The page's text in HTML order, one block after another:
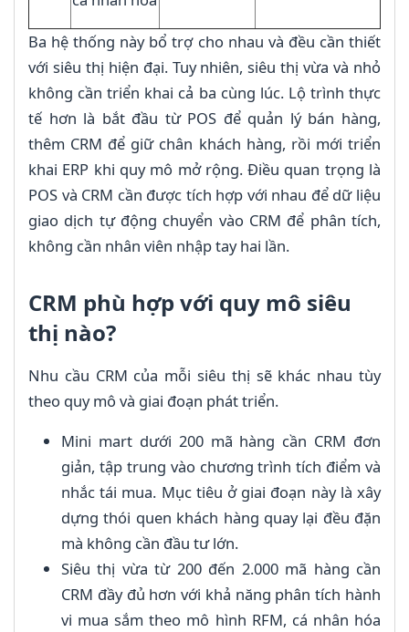
Ba hệ thống này bổ trợ cho nhau và đều cần thiết
với siêu thị hiện đại. Tuy nhiên, siêu thị vừa và nhỏ
không cần triển khai cả ba cùng lúc. Lộ trình thực
tế hơn là bắt đầu từ POS để quản lý bán hàng,
thêm CRM để giữ chân khách hàng, rồi mới triển
khai ERP khi quy mô mở rộng. Điều quan trọng là
POS và CRM cần được tích hợp với nhau để dữ liệu
giao dịch tự động chuyển vào CRM để phân tích,
không cần nhân viên nhập tay hai lần.
CRM phù hợp với quy mô siêu
thị nào?
Nhu cầu CRM của mỗi siêu thị sẽ khác nhau tùy
theo quy mô và giai đoạn phát triển.
Mini mart dưới 200 mã hàng cần CRM đơn
giản, tập trung vào chương trình tích điểm và
nhắc tái mua. Mục tiêu ở giai đoạn này là xây
dựng thói quen khách hàng quay lại đều đặn
mà không cần đầu tư lớn.
Siêu thị vừa từ 200 đến 2.000 mã hàng cần
CRM đầy đủ hơn với khả năng phân tích hành
vi mua sắm theo mô hình RFM, cá nhân hóa